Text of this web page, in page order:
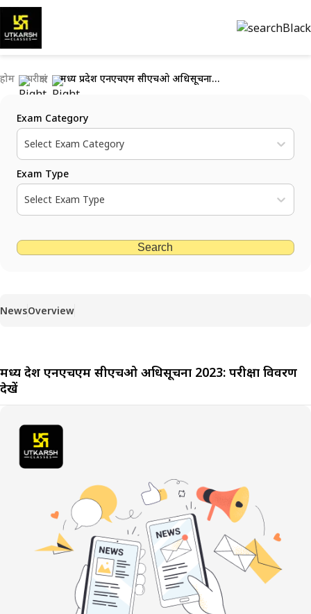
होम परीक्षाएं मध्य प्रदेश एनएचएम सीएचओ अधिसूचना 2023: परीक्षा विवरण देखें
Exam Category
Select Exam Category
Exam Type
Select Exam Type
Search
NewsOverview
मध्य प्रदेश एनएचएम सीएचओ अधिसूचना 2023: परीक्षा विवरण
देखें